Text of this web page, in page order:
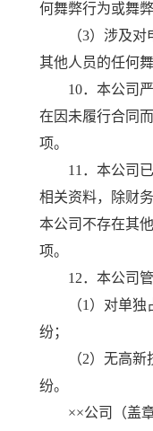
何舞弊行为或舞
（3）涉及对申
其他人员的任何
10．本公司严
在因未履行合同
项。
11．本公司已
相关资料，除财
本公司不存在其
项。
12．本公司管
（1）对单独占
纷；
（2）无高新技
纷。
××公司（盖章